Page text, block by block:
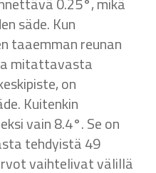
säde. Kun
taaemman reunan
mitattavasta
on
Kuitenkin
vain 8.4°. Se on
tehdyistä 49
vaihtelivat välillä